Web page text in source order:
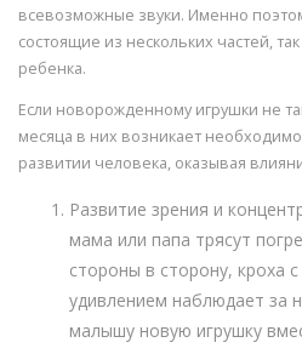
всевозможные звуки. Именно
состоящие из нескольких частей,
ребенка.
Если новорожденному игрушки не
месяца в них возникает
развитии человека, оказывая
Развитие зрения и
мама или папа трясут
стороны в сторону, кроха
удивлением наблюдает за
малышу новую игрушку